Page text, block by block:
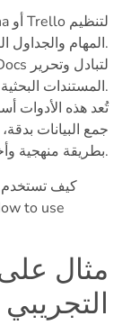
المهام والجداول الزمنية.
المستندات البحثية بشكل مشترك.
تُعد هذه الأدوات
جمع البيانات
بطريقة منهجية وأخلاقية.
مثال